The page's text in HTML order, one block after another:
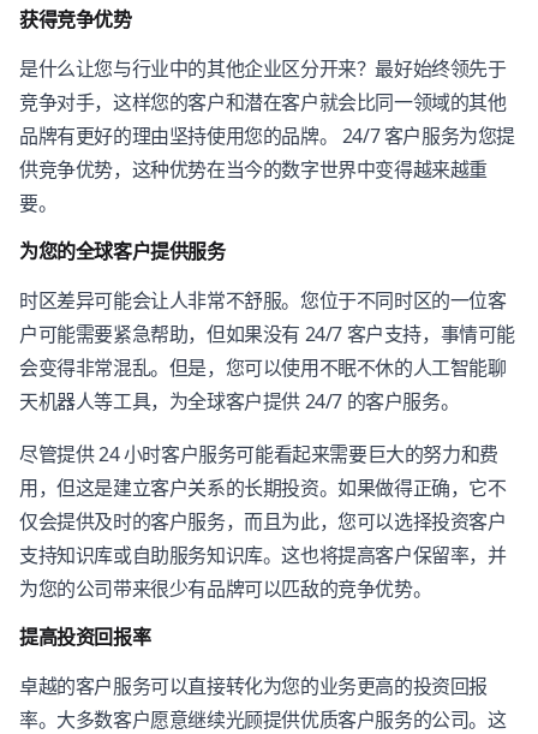
获得竞争优势
是什么让您与行业中的其他企业区分开来？最好始终领先于
竞争对手，这样您的客户和潜在客户就会比同一领域的其他
品牌有更好的理由坚持使用您的品牌。 24/7 客户服务为您提
供竞争优势，这种优势在当今的数字世界中变得越来越重
要。
为您的全球客户提供服务
时区差异可能会让人非常不舒服。您位于不同时区的一位客
户可能需要紧急帮助，但如果没有 24/7 客户支持，事情可能
会变得非常混乱。但是，您可以使用不眠不休的人工智能聊
天机器人等工具，为全球客户提供 24/7 的客户服务。
尽管提供 24 小时客户服务可能看起来需要巨大的努力和费
用，但这是建立客户关系的长期投资。如果做得正确，它不
仅会提供及时的客户服务，而且为此，您可以选择投资客户
支持知识库或自助服务知识库。这也将提高客户保留率，并
为您的公司带来很少有品牌可以匹敌的竞争优势。
提高投资回报率
卓越的客户服务可以直接转化为您的业务更高的投资回报
率。大多数客户愿意继续光顾提供优质客户服务的公司。这